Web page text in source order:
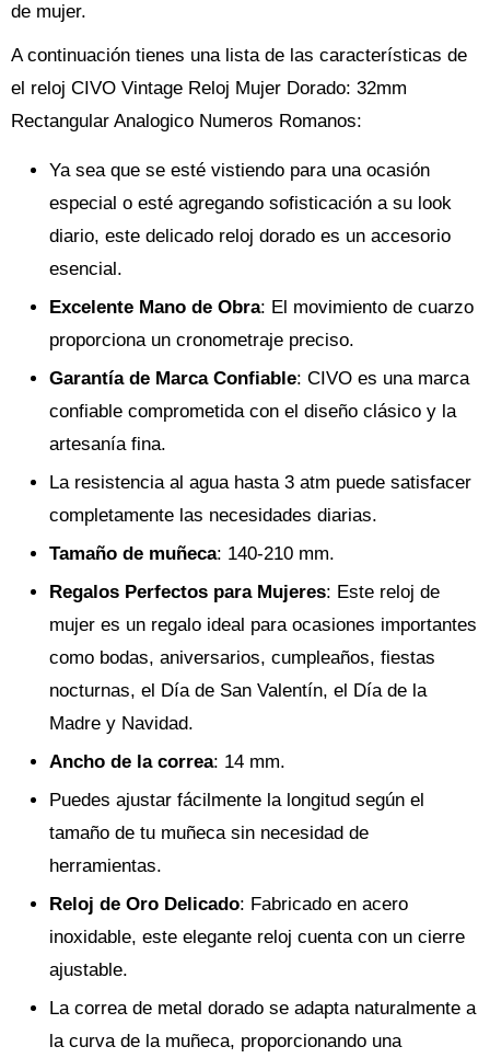
de mujer.
A continuación tienes una lista de las características de
el reloj CIVO Vintage Reloj Mujer Dorado: 32mm
Rectangular Analogico Numeros Romanos:
Ya sea que se esté vistiendo para una ocasión
especial o esté agregando sofisticación a su look
diario, este delicado reloj dorado es un accesorio
esencial.
Excelente Mano de Obra: El movimiento de cuarzo
proporciona un cronometraje preciso.
Garantía de Marca Confiable: CIVO es una marca
confiable comprometida con el diseño clásico y la
artesanía fina.
La resistencia al agua hasta 3 atm puede satisfacer
completamente las necesidades diarias.
Tamaño de muñeca: 140-210 mm.
Regalos Perfectos para Mujeres: Este reloj de
mujer es un regalo ideal para ocasiones importantes
como bodas, aniversarios, cumpleaños, fiestas
nocturnas, el Día de San Valentín, el Día de la
Madre y Navidad.
Ancho de la correa: 14 mm.
Puedes ajustar fácilmente la longitud según el
tamaño de tu muñeca sin necesidad de
herramientas.
Reloj de Oro Delicado: Fabricado en acero
inoxidable, este elegante reloj cuenta con un cierre
ajustable.
La correa de metal dorado se adapta naturalmente a
la curva de la muñeca, proporcionando una